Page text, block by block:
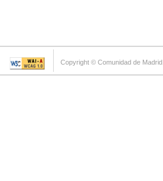
Copyright © Comunidad de Madrid.